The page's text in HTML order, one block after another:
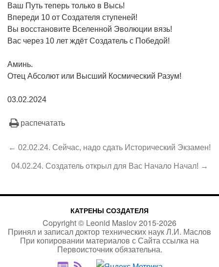
Ваш Путь теперь только в Высь!
Впереди 10 от Создателя ступеней!
Вы восстановите Вселенной Эволюции вязь!
Вас через 10 лет ждёт Создатель с Победой!
Аминь.
Отец Абсолют или Высший Космический Разум!
03.02.2024
распечатать
← 02.02.24. Сейчас, надо сдать Исторический Экзамен!
04.02.24. Создатель открыл для Вас Начало Начал! →
КАТРЕНЫ СОЗДАТЕЛЯ
Copyright © Leonid Maslov2015-2026
Принял и записал доктор технических наук Л.И. Маслов
При копировании материалов с Сайтассылка на
Первоисточникобязательна.